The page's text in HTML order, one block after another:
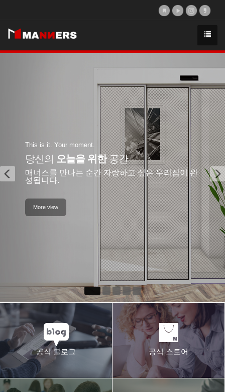
This is it. Your moment.
당신의 오늘을 위한공간
매너스를 만나는 순간 자랑하고 싶은 우리집이 완
성됩니다.
More view
공식 블로그 공식 스토어